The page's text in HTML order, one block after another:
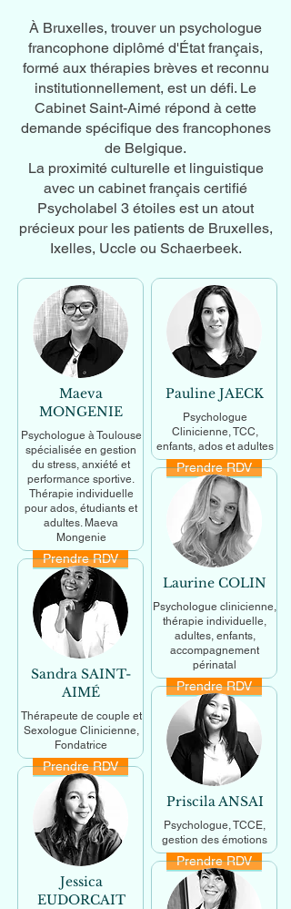
À Bruxelles, trouver un psychologue
francophone diplômé d'État français,
formé aux thérapies brèves et reconnu
institutionnellement, est un défi. Le
Cabinet Saint-Aimé répond à cette
demande spécifique des francophones
de Belgique.
La proximité culturelle et linguistique
avec un cabinet français certifié
Psycholabel 3 étoiles est un atout
précieux pour les patients de Bruxelles,
Ixelles, Uccle ou Schaerbeek.
Maeva
MONGENIE
Psychologue à Toulouse
spécialisée en gestion
du stress, anxiété et
performance sportive.
Thérapie individuelle
pour ados, étudiants et
adultes. Maeva
Mongenie
En savoir +
Prendre RDV
Sandra SAINT-
AIMÉ
Thérapeute de couple et
Sexologue Clinicienne,
Fondatrice
En savoir +
Prendre RDV
Jessica
EUDORCAIT
Pauline JAECK
Psychologue
Clinicienne, TCC,
enfants, ados et adultes
En savoir +
Prendre RDV
Laurine COLIN
Psychologue clinicienne,
thérapie individuelle,
adultes, enfants,
accompagnement
périnatal
En savoir +
Prendre RDV
Priscila ANSAI
Psychologue, TCCE,
gestion des émotions
En savoir +
Prendre RDV